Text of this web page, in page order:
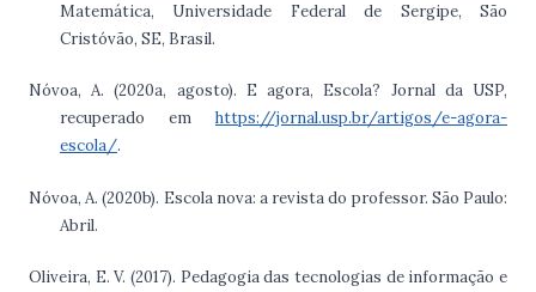
Matemática, Universidade Federal de Sergipe, São
Cristóvão, SE, Brasil.
Nóvoa, A. (2020a, agosto). E agora, Escola? Jornal da USP,
recuperado emhttps://jornal.usp.br/artigos/e-agora-
escola/.
Nóvoa, A. (2020b). Escola nova: a revista do professor. São Paulo:
Abril.
Oliveira, E. V. (2017). Pedagogia das tecnologias de informação e